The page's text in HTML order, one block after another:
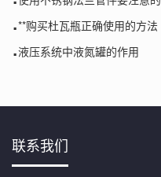
.**购买杜瓦瓶正确使用的方法
.液压系统中液氮罐的作用
联系我们